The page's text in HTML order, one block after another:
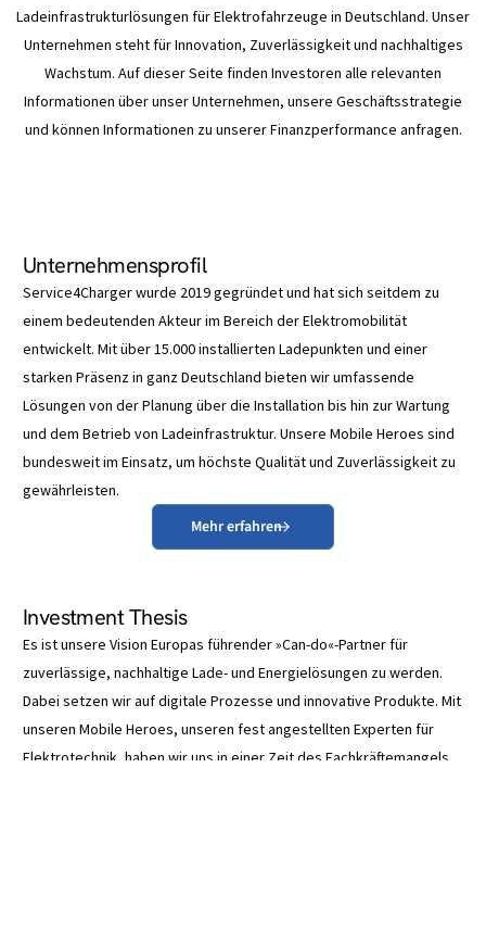
Ladeinfrastrukturlösungen für Elektrofahrzeuge in Deutschland. Unser
Unternehmen steht für Innovation, Zuverlässigkeit und nachhaltiges
Wachstum. Auf dieser Seite finden Investoren alle relevanten
Informationen über unser Unternehmen, unsere Geschäftsstrategie
und können Informationen zu unserer Finanzperformance anfragen.
Unternehmensprofil
Service4Charger wurde 2019 gegründet und hat sich seitdem zu
einem bedeutenden Akteur im Bereich der Elektromobilität
entwickelt. Mit über 15.000 installierten Ladepunkten und einer
starken Präsenz in ganz Deutschland bieten wir umfassende
Lösungen von der Planung über die Installation bis hin zur Wartung
und dem Betrieb von Ladeinfrastruktur. Unsere Mobile Heroes sind
bundesweit im Einsatz, um höchste Qualität und Zuverlässigkeit zu
gewährleisten.
Mehr erfahren
Investment Thesis
Es ist unsere Vision Europas führender »Can-do«-Partner für
zuverlässige, nachhaltige Lade- und Energielösungen zu werden.
Dabei setzen wir auf digitale Prozesse und innovative Produkte. Mit
unseren Mobile Heroes, unseren fest angestellten Experten für
Elektrotechnik, haben wir uns in einer Zeit des Fachkräftemangels
Projekt starten